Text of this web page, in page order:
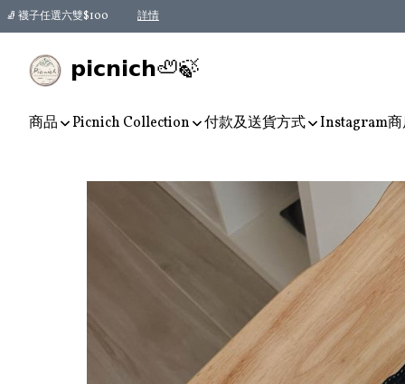
🧦 襪子任選六雙$100 詳情
𝗽𝗶𝗰𝗻𝗶𝗰𝗵🦥🍃
商品 Picnich Collection 付款及送貨方式 Instagram